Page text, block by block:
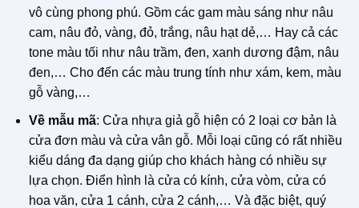
vô cùng phong phú. Gồm các gam màu sáng như nâu
cam, nâu đỏ, vàng, đỏ, trắng, nâu hạt dẻ,… Hay cả các
tone màu tối như nâu trầm, đen, xanh dương đậm, nâu
đen,… Cho đến các màu trung tính như xám, kem, màu
gỗ vàng,…
Về mẫu mã: Cửa nhựa giả gỗ hiện có 2 loại cơ bản là
cửa đơn màu và cửa vân gỗ. Mỗi loại cũng có rất nhiều
kiểu dáng đa dạng giúp cho khách hàng có nhiều sự
lựa chọn. Điển hình là cửa có kính, cửa vòm, cửa có
hoa văn, cửa 1 cánh, cửa 2 cánh,… Và đặc biệt, quý